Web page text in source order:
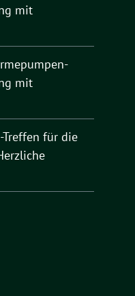
mit
mit
Treffen für die